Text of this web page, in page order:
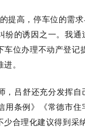
提高，停车位的需
纷的诱因之一。我
位办理不动产登
。
，吕舒还充分发挥
用条例》《常德市
合理化建议得到采